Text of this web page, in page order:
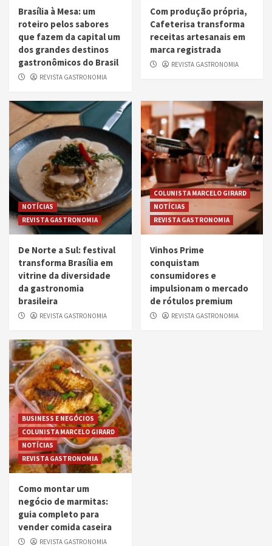
Brasília à Mesa: um
roteiro pelos sabores
que fazem da capital um
dos grandes destinos
gastronômicos do Brasil
REVISTA GASTRONOMIA
Com produção própria,
Cafeterisa transforma
receitas artesanais em
marca registrada
REVISTA GASTRONOMIA
NOTÍCIAS
REVISTA GASTRONOMIA
De Norte a Sul: festival
transforma Brasília em
vitrine da diversidade
da gastronomia
brasileira
REVISTA GASTRONOMIA
COLUNISTA MARCELO GIRARD
NOTÍCIAS
REVISTA GASTRONOMIA
Vinhos Prime
conquistam
consumidores e
impulsionam o mercado
de rótulos premium
REVISTA GASTRONOMIA
BUSINESS E NEGÓCIOS
COLUNISTA MARCELO GIRARD
NOTÍCIAS
REVISTA GASTRONOMIA
Como montar um
negócio de marmitas:
guia completo para
vender comida caseira
REVISTA GASTRONOMIA